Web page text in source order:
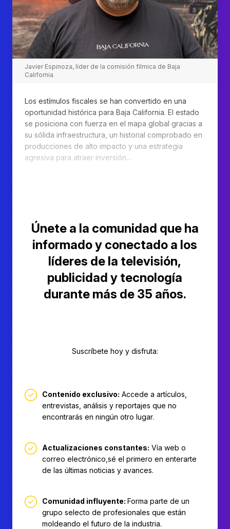
Javier Espinoza, líder de la comisión fílmica de Baja
California
Los estímulos fiscales se han convertido en una
oportunidad histórica para Baja California. El estado
se posiciona con fuerza en el mapa global gracias a
su sólida infraestructura, un historial comprobado en
producciones de alto impacto y una estrategia
agresiva para atraer inversión...
Únete a la comunidad que ha
informado y conectado a los
líderes de la televisión,
publicidad y tecnología
durante más de 35 años.
Suscríbete hoy y disfruta:
Contenido exclusivo: Accede a artículos,
entrevistas, análisis y reportajes que no
encontrarás en ningún otro lugar.
Actualizaciones constantes: Vía web o
correo electrónico,sé el primero en enterarte
de las últimas noticias y avances.
Comunidad influyente: Forma parte de un
grupo selecto de profesionales que están
moldeando el futuro de la industria.